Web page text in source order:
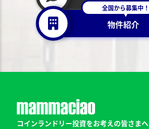
物件紹介
全国から募集中！
コインランドリー投資をお考えの皆さまへ